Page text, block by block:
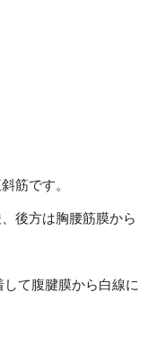
筋です。
後方は胸腰筋膜から
して腹腱膜から白線に